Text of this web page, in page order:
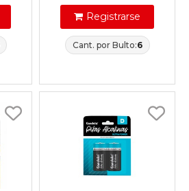
Registrarse
Cant. por Bulto:6